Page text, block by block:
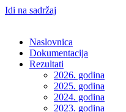
Idi na sadržaj
Naslovnica
Dokumentacija
Rezultati
2026. godina
2025. godina
2024. godina
2023. godina